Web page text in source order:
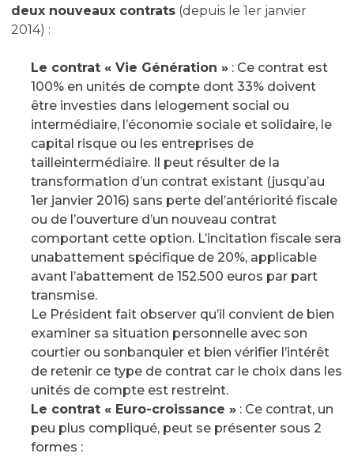
deux nouveaux contrats (depuis le 1er janvier
2014) :
Le contrat « Vie Génération » : Ce contrat est
100% en unités de compte dont 33% doivent
être investies dans lelogement social ou
intermédiaire, l’économie sociale et solidaire, le
capital risque ou les entreprises de
tailleintermédiaire. Il peut résulter de la
transformation d’un contrat existant (jusqu’au
1er janvier 2016) sans perte del’antériorité fiscale
ou de l’ouverture d’un nouveau contrat
comportant cette option. L’incitation fiscale sera
unabattement spécifique de 20%, applicable
avant l’abattement de 152.500 euros par part
transmise.
Le Président fait observer qu’il convient de bien
examiner sa situation personnelle avec son
courtier ou sonbanquier et bien vérifier l’intérêt
de retenir ce type de contrat car le choix dans les
unités de compte est restreint.
Le contrat « Euro-croissance » : Ce contrat, un
peu plus compliqué, peut se présenter sous 2
formes :